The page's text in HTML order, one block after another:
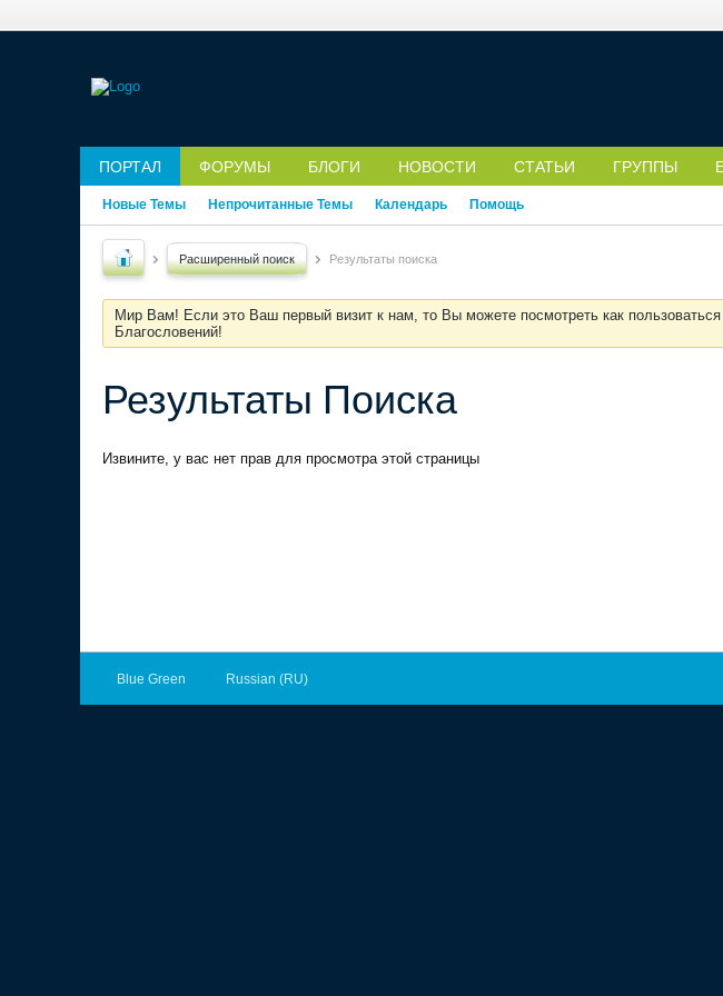
ПОРТАЛ ФОРУМЫ БЛОГИ НОВОСТИ СТАТЬИ ГРУППЫ
Новые Темы Непрочитанные Темы Календарь Помощь
Расширенный поиск Результаты поиска
Мир Вам! Если это Ваш первый визит к нам, то Вы можете посмотреть как
Благословений!
Результаты Поиска
Извините, у вас нет прав для просмотра этой страницы
Blue Green Russian (RU)